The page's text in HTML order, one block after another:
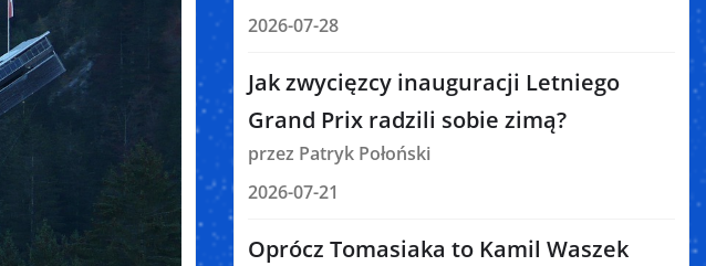
2026-07-28
Jak zwycięzcy inauguracji Letniego
Grand Prix radzili sobie zimą?
przez Patryk Połoński
2026-07-21
Oprócz Tomasiaka to Kamil Waszek